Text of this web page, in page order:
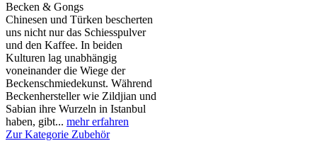
Becken & Gongs
Chinesen und Türken bescherten
uns nicht nur das Schiesspulver
und den Kaffee. In beiden
Kulturen lag unabhängig
voneinander die Wiege der
Beckenschmiedekunst. Während
Beckenhersteller wie Zildjian und
Sabian ihre Wurzeln in Istanbul
haben, gibt... mehr erfahren
Zur Kategorie Zubehör